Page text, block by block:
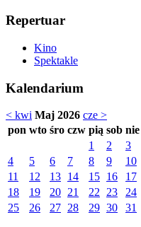
Repertuar
Kino
Spektakle
Kalendarium
< kwi Maj 2026 cze >
pon wto śro czw pią sob nie
1
2
3
4
5 6 7 8 9
10
11
12 13 14 15 16
17
18
19 20 21 22 23
24
25
26 27 28 29 30 31